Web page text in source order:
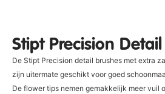
Stipt Precision
De Stipt Precision detail brushes met extra
zijn uitermate geschikt voor goed
De flower tips nemen gemakkelijk meer vuil